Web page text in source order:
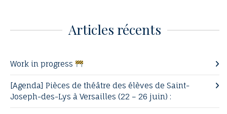
Articles récents
Work in progress
[Agenda] Pièces de théâtre des élèves de Saint-
Joseph-des-Lys à Versailles (22 – 26 juin) :